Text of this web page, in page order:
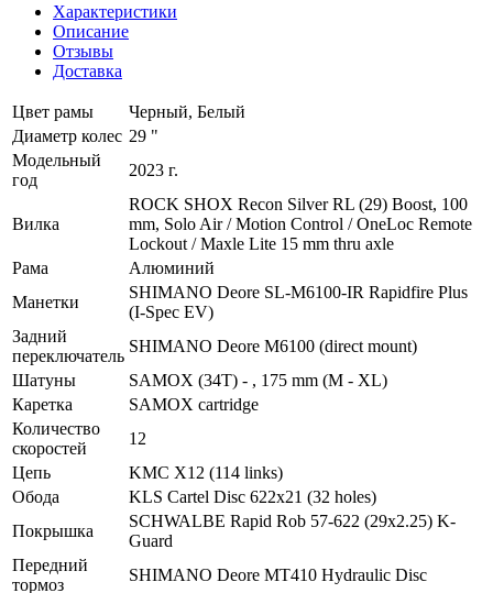
Характеристики
Описание
Отзывы
Доставка
Цвет рамы
Черный, Белый
Диаметр колес 29 "
Модельный
год
2023 г.
Вилка
ROCK SHOX Recon Silver RL (29) Boost, 100
mm, Solo Air / Motion Control / OneLoc Remote
Lockout / Maxle Lite 15 mm thru axle
Рама
Алюминий
Манетки
SHIMANO Deore SL-M6100-IR Rapidfire Plus
(I-Spec EV)
Задний
переключатель
SHIMANO Deore M6100 (direct mount)
Шатуны
SAMOX (34T) - , 175 mm (M - XL)
Каретка
SAMOX cartridge
Количество
скоростей
12
Цепь
KMC X12 (114 links)
Обода
KLS Cartel Disc 622x21 (32 holes)
Покрышка
SCHWALBE Rapid Rob 57-622 (29x2.25) K-
Guard
Передний
тормоз
SHIMANO Deore MT410 Hydraulic Disc